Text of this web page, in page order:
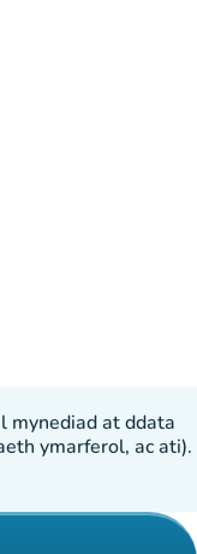
mynediad at ddata
ymarferol, ac ati).